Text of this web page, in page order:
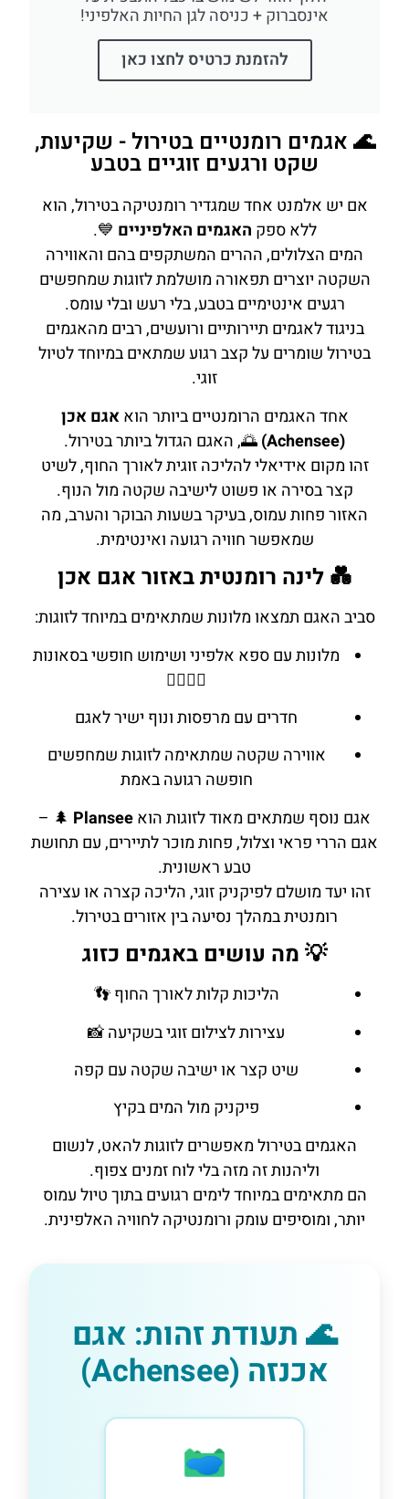
אינסברוק + כניסה לגן החיות האלפיני!
להזמנת כרטיס לחצו כאן
🌊 אגמים רומנטיים בטירול - שקיעות,
שקט ורגעים זוגיים בטבע
אם יש אלמנט אחד שמגדיר רומנטיקה בטירול, הוא
ללא ספק האגמים האלפיניים 💙.
המים הצלולים, ההרים המשתקפים בהם והאווירה
השקטה יוצרים תפאורה מושלמת לזוגות שמחפשים
רגעים אינטימיים בטבע, בלי רעש ובלי עומס.
בניגוד לאגמים תיירותיים ורועשים, רבים מהאגמים
בטירול שומרים על קצב רגוע שמתאים במיוחד לטיול
זוגי.
אחד האגמים הרומנטיים ביותר הואאגם אכן
(Achensee)
🌅, האגם הגדול ביותר בטירול.
זהו מקום אידיאלי להליכה זוגית לאורך החוף, לשיט
קצר בסירה או פשוט לישיבה שקטה מול הנוף.
האזור פחות עמוס, בעיקר בשעות הבוקר והערב, מה
שמאפשר חוויה רגועה ואינטימית.
💑 לינה רומנטית באזור אגם אכן
סביב האגם תמצאו מלונות שמתאימים במיוחד לזוגות:
מלונות עם ספא אלפיני ושימוש חופשי בסאונות
🧖‍♂️🧖‍♀️
חדרים עם מרפסות ונוף ישיר לאגם
אווירה שקטה שמתאימה לזוגות שמחפשים
חופשה רגועה באמת
אגם נוסף שמתאים מאוד לזוגות הואPlansee
🌲 –
אגם הררי פראי וצלול, פחות מוכר לתיירים, עם תחושת
טבע ראשונית.
זהו יעד מושלם לפיקניק זוגי, הליכה קצרה או עצירה
רומנטית במהלך נסיעה בין אזורים בטירול.
💡 מה עושים באגמים כזוג
הליכות קלות לאורך החוף 👣
עצירות לצילום זוגי בשקיעה 📸
שיט קצר או ישיבה שקטה עם קפה
פיקניק מול המים בקיץ
האגמים בטירול מאפשרים לזוגות להאט, לנשום
וליהנות זה מזה בלי לוח זמנים צפוף.
הם מתאימים במיוחד לימים רגועים בתוך טיול עמוס
יותר, ומוסיפים עומק ורומנטיקה לחוויה האלפינית.
🌊 תעודת זהות: אגם
אכנזה (Achensee)